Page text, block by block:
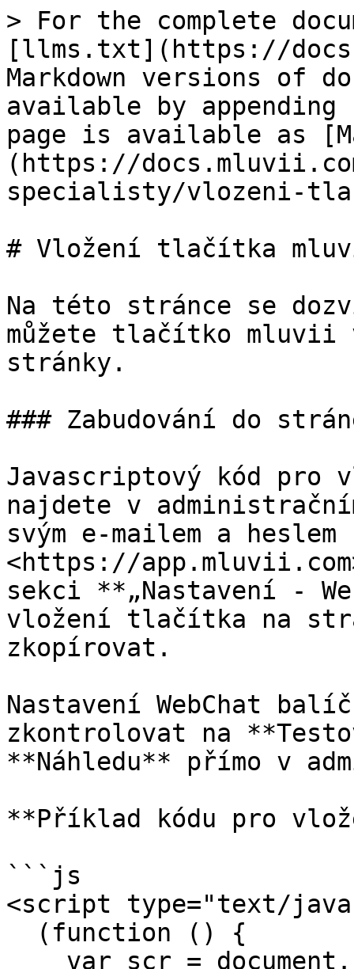
> For the complete
[llms.txt](https://
Markdown versions of
available by
page is available as
(https://
specialisty/vlozeni-
# Vložení tlačítka
Na této stránce se
můžete tlačítko mluvii
stránky.
### Zabudování do
Javascriptový kód
najdete v
svým e-mailem a
<https://
sekci **„Nastavení -
vložení tlačítka na
zkopírovat.
Nastavení WebChat
zkontrolovat na
**Náhledu** přímo v
**Příklad kódu pro
```js
<script type="text/